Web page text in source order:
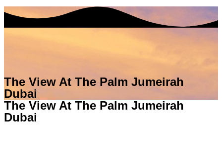
The View At The Palm Jumeirah
Dubai
The View At The Palm Jumeirah
Dubai